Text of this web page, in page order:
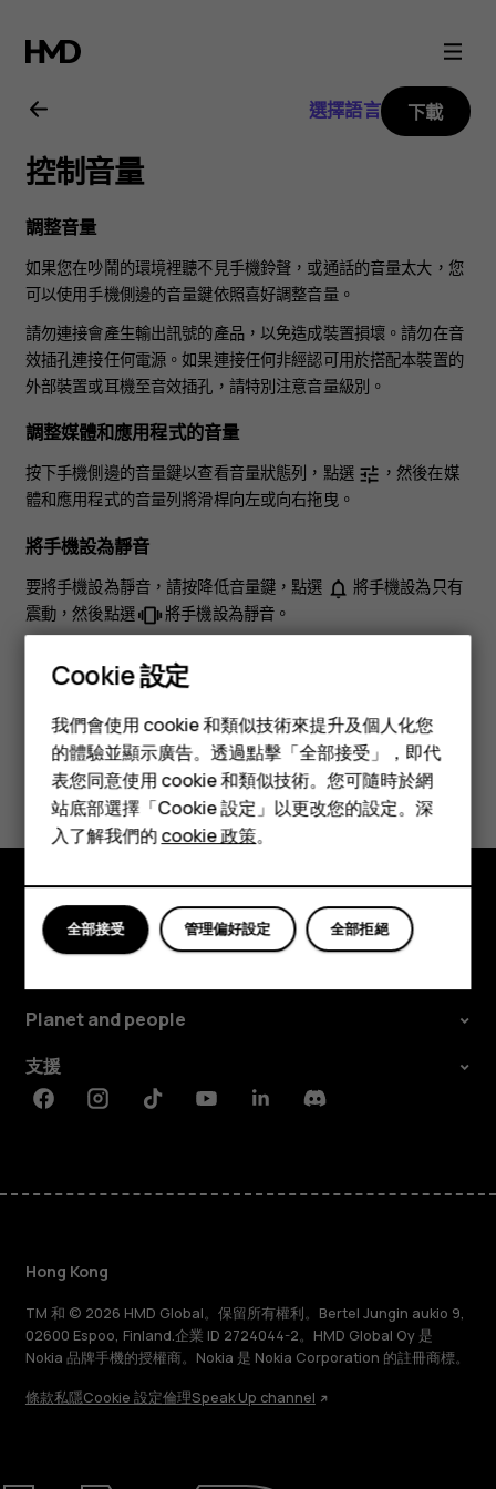
Nokia
X10
用
戶
指
南
智慧型手機
功能型手機
配件
平板電腦
選擇語言 下載
控制音量
調整音量
如果您在吵鬧的環境裡聽不見手機鈴聲，或通話的音量太大，您
可以使用手機側邊的音量鍵依照喜好調整音量。
請勿連接會產生輸出訊號的產品，以免造成裝置損壞。請勿在音
效插孔連接任何電源。如果連接任何非經認可用於搭配本裝置的
外部裝置或耳機至音效插孔，請特別注意音量級別。
調整媒體和應用程式的音量
按下手機側邊的音量鍵以查看音量狀態列，點選 tune ，然後在媒
體和應用程式的音量列將滑桿向左或向右拖曳。
將手機設為靜音
要將手機設為靜音，請按降低音量鍵，點選 notifications_none 將手機設為只有
震動，然後點選vibration將手機設為靜音。
您認為這有幫助嗎？
是 否
探索
Planet and people
支援
FacebookInstagramTiktokYoutubeLinkedinDiscord
Hong Kong
TM 和 © 2026 HMD Global。保留所有權利。Bertel Jungin aukio 9,
02600 Espoo, Finland.企業 ID 2724044-2。HMD Global Oy 是
Nokia 品牌手機的授權商。Nokia 是 Nokia Corporation 的註冊商標。
條款私隱Cookie 設定倫理Speak Up channel
Cookie 設定
我們會使用 cookie 和類似技術來提升及個人化您
的體驗並顯示廣告。透過點擊「全部接受」，即代
表您同意使用 cookie 和類似技術。您可隨時於網
站底部選擇「Cookie 設定」以更改您的設定。深
入了解我們的cookie 政策。
全部拒絕
管理偏好設定
全部接受